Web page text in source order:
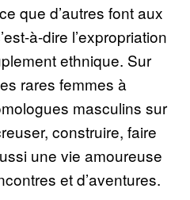
que d’autres font aux
à-dire l’expropriation
ethnique. Sur
rares femmes à
masculins sur
construire, faire
une vie amoureuse
et d’aventures.